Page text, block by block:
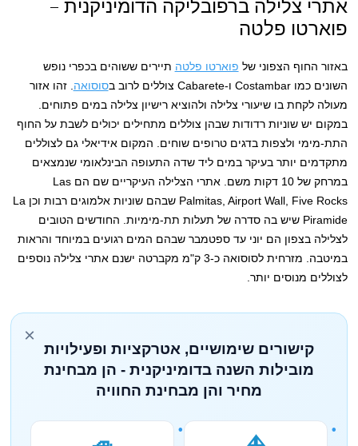
אתרי צלילה ברפובליקה הדומיניקנית –
פוארטו פלטה
באזור החוף הצפוני של פוארטו פלטה תיירים ששוהים בכפרי נופש
השונים כמו Costambar ו-Cabarete צוללים לרוב ב
סוסואה. זהו אזור
מעולה לקחת בו שיעורי צלילה ולהוציא רישיון צלילה במים פתוחים.
במקום יש שוניות רדודות שבהן צוללים מתחילים יכולים לשבת על החוף
התת-מימי ולצפות בדגים טרופים שוחים. המקום אידיאלי גם לצוללים
מתקדמים יותר בעיקר במים ליד שדה התעופה הבינלאומי שנמצאים
במרחק של 10 דקות משם. אתרי הצלילה העיקריים שם הם Las
Palmitas, Airport Wall, Five Rocks שבהם שוניות אלמוגים רבות וכן La
Piramide שיש בה סדרה של תעלות תת-מימיות. החודשים הטובים
לצלילה בצפון הם יוני עד ספטמבר שבהם המים רגועים במיוחד והראות
במיטבה. מזרחית לסוסואה כ-3 ק"מ מקברטה ישנם אתרי צלילה נוספים
לצוללים מנוסים יותר.
×
קישורים שימושיים, אטרקציות ופעילויות
מובילות השנה בדומיניקנית - הן מבחינת
מחיר והן מבחינת החוויה